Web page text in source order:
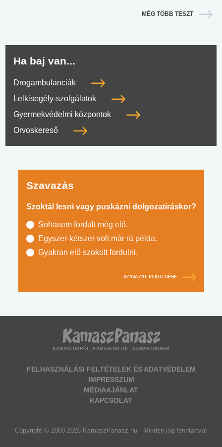
MÉG TÖBB TESZT
Ha baj van...
Drogambulanciák
Lelkisegély-szolgálatok
Gyermekvédelmi központok
Orvoskereső
Szavazás
Szoktál lesni vagy puskázni dolgozatíráskor?
Sohasem fordult még elő.
Egyszer-kétszer volt már rá példa.
Gyakran elő szokott fordulni.
SZAVAZAT ELKÜLDÉSE
KAMASZOKRÓL, KAMASZOKTÓL, KAMASZOKNAK
FELHASZNÁLÁSI FELTÉTELEK ÉS ADATVÉDELEM
IMPRESSZUM
MÉDIAAJÁNLAT
KAPCSOLAT
Copyright © 2008-2026 KamaszPanasz.hu - Minden jog fenntartva!